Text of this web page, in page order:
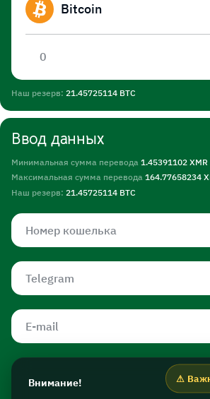
Bitcoin
Наш резерв: 21.45725114 BTC
Ввод данных
Минимальная сумма перевода 1.45391102 XMR
Максимальная сумма перевода 164.77658234
Наш резерв: 21.45725114 BTC
Внимание!